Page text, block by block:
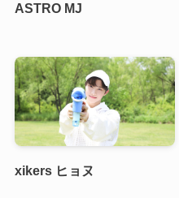
ASTRO MJ
xikers ヒョヌ